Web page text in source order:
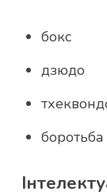
бокс
дзюдо
боротьба